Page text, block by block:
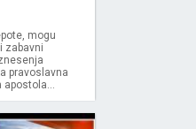
mogu
zabavni
pravoslavna